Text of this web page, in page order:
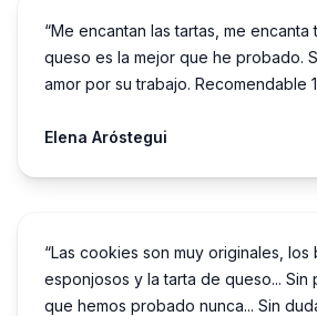
“Me encantan las tartas, me encanta
queso es la mejor que he probado.
amor por su trabajo. Recomendable
Elena Aróstegui
“Las cookies son muy originales,
esponjosos y la tarta de queso... Sin
que hemos probado nunca... Sin